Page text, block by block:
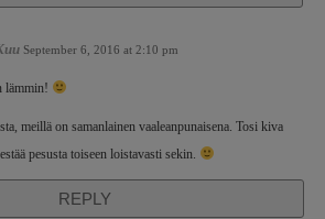
September 6, 2016 at 2:10 pm
lämmin!
meillä on samanlainen vaaleanpunaisena. Tosi kiva
pesusta toiseen loistavasti sekin.
REPLY